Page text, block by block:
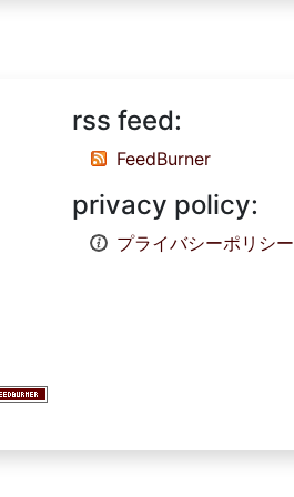
rss feed:
FeedBurner
privacy policy:
プライバシーポリシー